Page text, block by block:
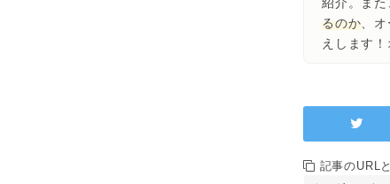
るのか 、
えします
記事のURL